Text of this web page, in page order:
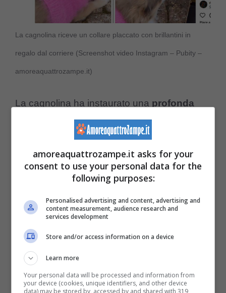
La cagnolina riceve un collare placcato con brillantini in
regalo dal corriere (Screenshot video Instagram – Pubity –
amoreaquattrozampe.it)
La cagnolina ha instaurato una profonda
con l’uomo che consegna i pacchi
di Amazon. Tutti i giorni, non appena si
accorge del suo arrivo, Frannie inizia ad
abbaiare e scodinzolare, correndo felice
di casa.
Se vuoi saperne di più, leggi un nostro
approfondimento sul tema >>>
padroni non ci sono, ci pensa Zezinho: il
amoreaquattrozampe.it asks for your
consent to use your personal data for the
following purposes:
Personalised advertising and content, advertising and
content measurement, audience research and
services development
Store and/or access information on a device
Learn more
Your personal data will be processed and information from
your device (cookies, unique identifiers, and other device
data) may be stored by, accessed by and shared with 319